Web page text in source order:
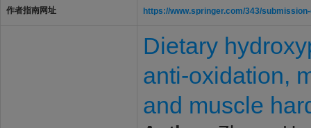
作者指南网址 https://www.springer.com/343/
Dietary
anti-oxidation,
and muscle